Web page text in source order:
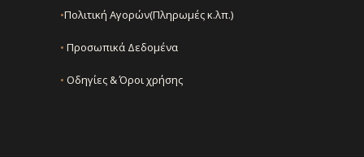
•Πολιτική Αγορών(Πληρωμές κ.λπ.)
• Προσωπικά Δεδομένα
• Οδηγίες & Όροι χρήσης